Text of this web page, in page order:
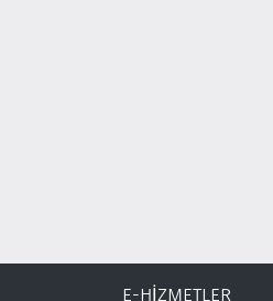
E-HİZMETLER